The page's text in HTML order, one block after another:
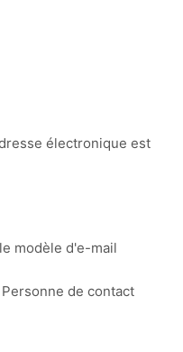
électronique est
modèle d'e-mail
de contact